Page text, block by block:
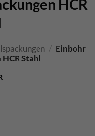
HCR
/ Einbohr
Stahl